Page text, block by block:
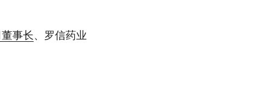
董事长、罗信药业